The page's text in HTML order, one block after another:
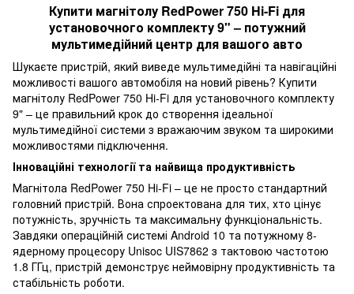
Купити магнітолу RedPower 750 Hi-Fi для
установочного комплекту 9" – потужний
мультимедійний центр для вашого авто
Шукаєте пристрій, який виведе мультимедійні та навігаційні
можливості вашого автомобіля на новий рівень? Купити
магнітолу RedPower 750 Hi-Fi для установочного комплекту
9" – це правильний крок до створення ідеальної
мультимедійної системи з вражаючим звуком та широкими
можливостями підключення.
Інноваційні технології та найвища продуктивність
Магнітола RedPower 750 Hi-Fi – це не просто стандартний
головний пристрій. Вона спроектована для тих, хто цінує
потужність, зручність та максимальну функціональність.
Завдяки операційній системі Android 10 та потужному 8-
ядерному процесору Unisoc UIS7862 з тактовою частотою
1.8 ГГц, пристрій демонструє неймовірну продуктивність та
стабільність роботи.